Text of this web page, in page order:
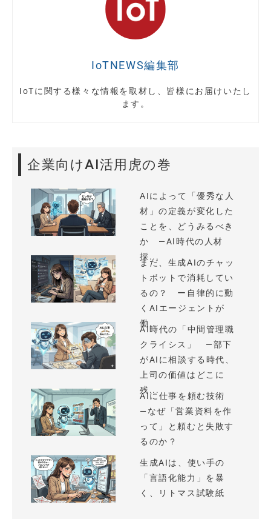
IoTNEWS編集部
IoTに関する様々な情報を取材し、皆様にお届けいたし
ます。
企業向けAI活用虎の巻
AIによって「優秀な人
材」の定義が変化した
ことを、どうみるべき
か —AI時代の人材
採...
まだ、生成AIのチャッ
トボットで消耗してい
るの？ ー自律的に動
くAIエージェントが
働...
AI時代の「中間管理職
クライシス」 —部下
がAIに相談する時代、
上司の価値はどこに
残...
AIに仕事を頼む技術
—なぜ「営業資料を作
って」と頼むと失敗す
るのか？
生成AIは、使い手の
「言語化能力」を暴
く、リトマス試験紙